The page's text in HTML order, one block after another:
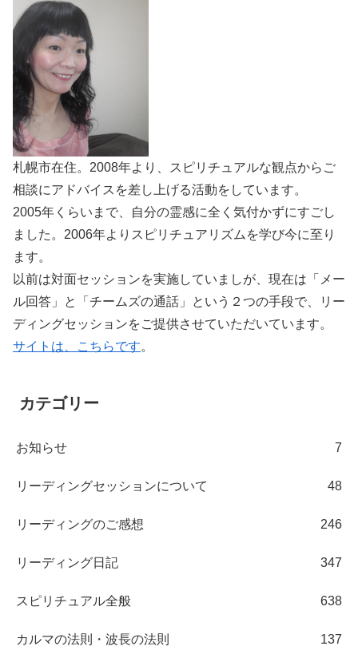
札幌市在住。2008年より、スピリチュアルな観点からご
相談にアドバイスを差し上げる活動をしています。
2005年くらいまで、自分の霊感に全く気付かずにすごし
ました。2006年よりスピリチュアリズムを学び今に至り
ます。
以前は対面セッションを実施していましが、現在は「メー
ル回答」と「チームズの通話」という２つの手段で、リー
ディングセッションをご提供させていただいています。
サイトは、こちらです。
カテゴリー
お知らせ 7
リーディングセッションについて 48
リーディングのご感想 246
リーディング日記 347
スピリチュアル全般 638
カルマの法則・波長の法則 137